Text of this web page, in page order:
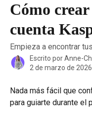
Cómo
cuenta
Empieza a encontrar
Escrito porAnne-
2 de marzo de 2026
Nada más fácil que
para guiarte durante el